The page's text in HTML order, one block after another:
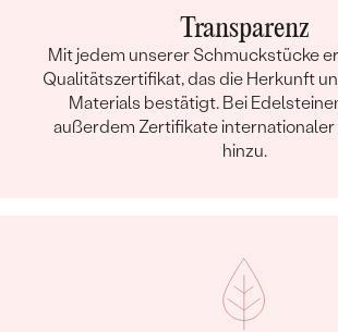
Transparenz
Mit jedem unserer Schmuckstücke
Qualitätszertifikat, das die Herkunft
Materials bestätigt. Bei
außerdem Zertifikate
hinzu.